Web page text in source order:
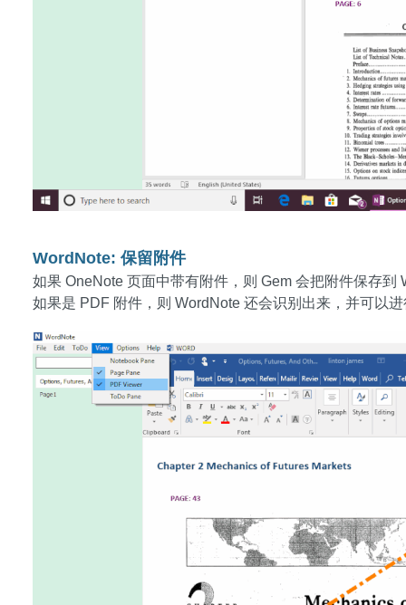
WordNote: 保留附件
如果 OneNote 页面中带有附件，则 Gem 会把附件保存到
如果是 PDF 附件，则 WordNote 还会识别出来，并可以